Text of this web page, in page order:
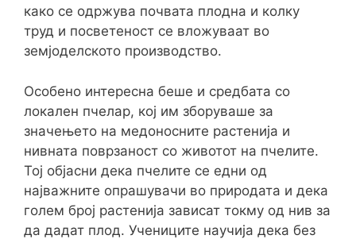
како се одржува почвата плодна и колку
труд и посветеност се вложуваат во
земјоделското производство.
Особено интересна беше и средбата со
локален пчелар, кој им зборуваше за
значењето на медоносните растенија и
нивната поврзаност со животот на пчелите.
Тој објасни дека пчелите се едни од
најважните опрашувачи во природата и дека
голем број растенија зависат токму од нив за
да дадат плод. Учениците научија дека без